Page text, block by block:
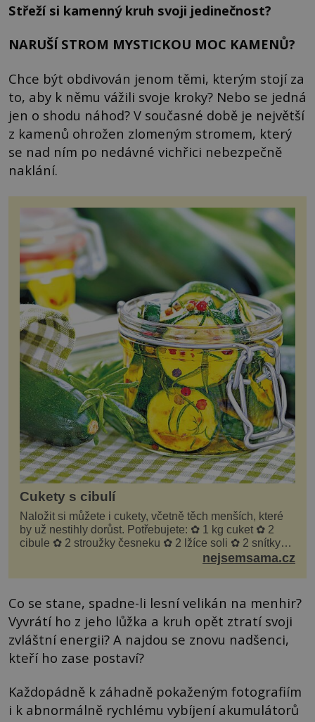
Střeží si kamenný kruh svoji jedinečnost?
NARUŠÍ STROM MYSTICKOU MOC KAMENŮ?
Chce být obdivován jenom těmi, kterým stojí za
to, aby k němu vážili svoje kroky? Nebo se jedná
jen o shodu náhod? V současné době je největší
z kamenů ohrožen zlomeným stromem, který
se nad ním po nedávné vichřici nebezpečně
naklání.
Cukety s cibulí
Naložit si můžete i cukety, včetně těch menších, které
by už nestihly dorůst. Potřebujete: ✿ 1 kg cuket ✿ 2
cibule ✿ 2 stroužky česneku ✿ 2 lžíce soli ✿ 2 snítky
kopru ✿ hrst petrželky Nálev: ✿ 400 m...nejsemsama.cz
Co se stane, spadne-li lesní velikán na menhir?
Vyvrátí ho z jeho lůžka a kruh opět ztratí svoji
zvláštní energii? A najdou se znovu nadšenci,
kteří ho zase postaví?
Každopádně k záhadně pokaženým fotografiím
i k abnormálně rychlému vybíjení akumulátorů